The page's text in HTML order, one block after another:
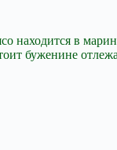
находится в
буженине